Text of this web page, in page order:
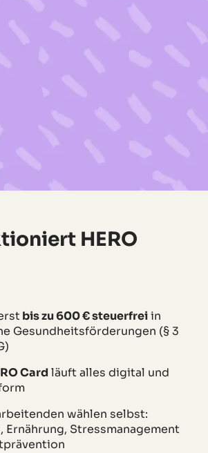
HERO
bis zu 600 € steuerfreiin
Gesundheitsförderungen (§ 3
Card läuft alles digital und
wählen selbst:
Ernährung, Stressmanagement